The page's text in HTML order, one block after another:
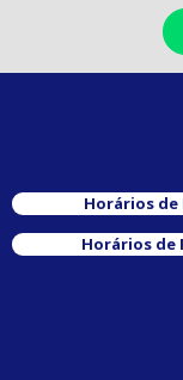
Horários de
Horários de